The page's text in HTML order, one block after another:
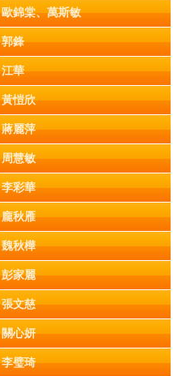
歐錦棠、萬斯敏
郭鋒
江華
黃愷欣
蔣麗萍
周慧敏
李彩華
龐秋雁
魏秋樺
彭家麗
張文慈
關心妍
李璧琦